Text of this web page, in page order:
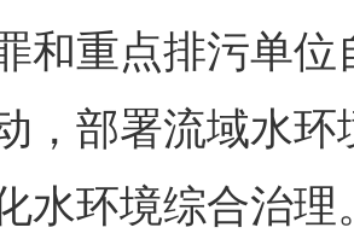
和重点排污单
，部署流域水
水环境综合治理